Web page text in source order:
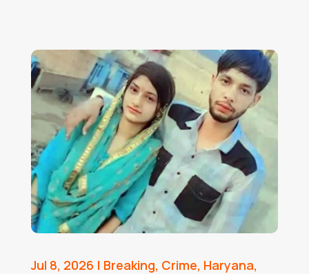
Jul 8, 2026 | Breaking, Crime, Haryana,